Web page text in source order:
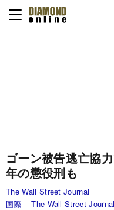
ゴーン被告逃亡協
年の懲役刑も
The Wall Street Journal
国際
The Wall Street